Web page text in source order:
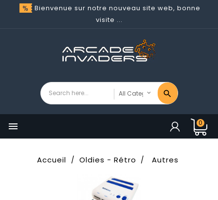
Bienvenue sur notre nouveau site web, bonne
visite ...
 0
Accueil Oldies - Rétro Autres